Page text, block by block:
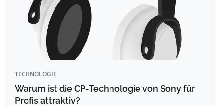
TECHNOLOGIE
Warum ist die CP-Technologie von Sony für
Profis attraktiv?